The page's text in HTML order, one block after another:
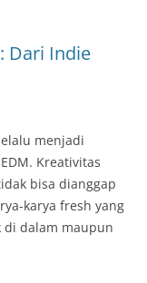
Dari Indie
menjadi
Kreativitas
bisa dianggap
karya fresh yang
dalam maupun